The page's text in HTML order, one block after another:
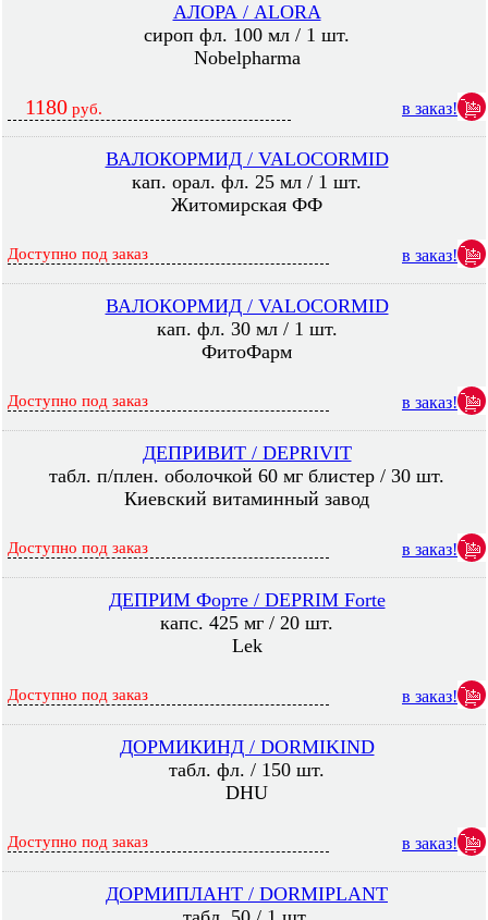
АЛОРА / ALORA
сироп фл. 100 мл / 1 шт.
Nobelpharma
1180 руб. в заказ!
ВАЛОКОРМИД / VALOCORMID
кап. орал. фл. 25 мл / 1 шт.
Житомирская ФФ
Доступно под заказ в заказ!
ВАЛОКОРМИД / VALOCORMID
кап. фл. 30 мл / 1 шт.
ФитоФарм
Доступно под заказ в заказ!
ДЕПРИВИТ / DEPRIVIT
табл. п/плен. оболочкой 60 мг блистер / 30 шт.
Киевский витаминный завод
Доступно под заказ в заказ!
ДЕПРИМ Форте / DEPRIM Forte
капс. 425 мг / 20 шт.
Lek
Доступно под заказ в заказ!
ДОРМИКИНД / DORMIKIND
табл. фл. / 150 шт.
DHU
Доступно под заказ в заказ!
ДОРМИПЛАНТ / DORMIPLANT